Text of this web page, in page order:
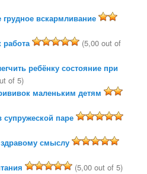
вскармливание
(5,00 out of
ребёнку состояние при
of 5)
маленьким детям
паре
здравому смыслу
(5,00 out of 5)